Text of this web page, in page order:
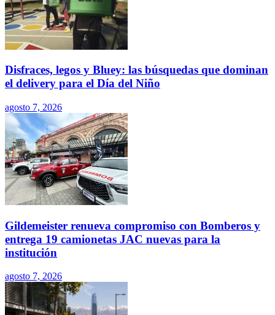
Disfraces, legos y Bluey: las búsquedas que dominan
el delivery para el Día del Niño
agosto 7, 2026
Gildemeister renueva compromiso con Bomberos y
entrega 19 camionetas JAC nuevas para la
institución
agosto 7, 2026